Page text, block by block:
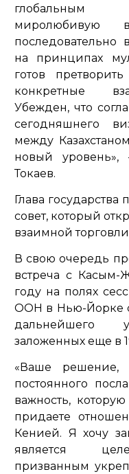
глобальным
миролюбивую
последовательно
на принципах
готов
конкретные
Убежден, что
сегодняшнего
между
новый уровень»,
Токаев.
Глава
совет, который
взаимной
В свою очередь
встреча с Касым-
году на полях
ООН в Нью-Йорке
дальнейшего
заложенных еще в
«Ваше решение,
постоянного
важность,
придаете
Кенией. Я хочу
является
призванным